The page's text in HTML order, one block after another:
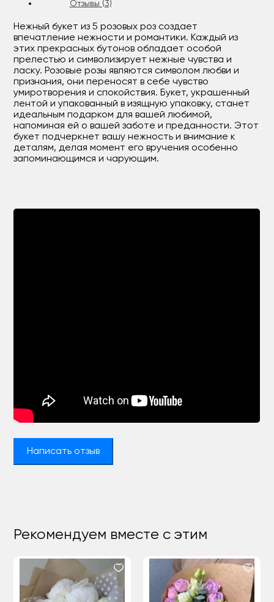
Отзывы (3)
Нежный букет из 5 розовых роз создает
впечатление нежности и романтики. Каждый из
этих прекрасных бутонов обладает особой
прелестью и символизирует нежные чувства и
ласку. Розовые розы являются символом любви и
признания, они переносят в себе чувство
умиротворения и спокойствия. Букет, украшенный
лентой и упакованный в изящную упаковку, станет
идеальным подарком для вашей любимой,
напоминая ей о вашей заботе и преданности. Этот
букет подчеркнет вашу нежность и внимание к
деталям, делая момент его вручения особенно
запоминающимся и чарующим.
Написать отзыв
Рекомендуем вместе с этим